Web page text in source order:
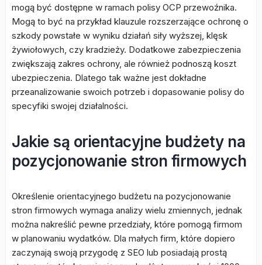
mogą być dostępne w ramach polisy OCP przewoźnika.
Mogą to być na przykład klauzule rozszerzające ochronę o
szkody powstałe w wyniku działań siły wyższej, klęsk
żywiołowych, czy kradzieży. Dodatkowe zabezpieczenia
zwiększają zakres ochrony, ale również podnoszą koszt
ubezpieczenia. Dlatego tak ważne jest dokładne
przeanalizowanie swoich potrzeb i dopasowanie polisy do
specyfiki swojej działalności.
Jakie są orientacyjne budżety na
pozycjonowanie stron firmowych
Określenie orientacyjnego budżetu na pozycjonowanie
stron firmowych wymaga analizy wielu zmiennych, jednak
można nakreślić pewne przedziały, które pomogą firmom
w planowaniu wydatków. Dla małych firm, które dopiero
zaczynają swoją przygodę z SEO lub posiadają prostą